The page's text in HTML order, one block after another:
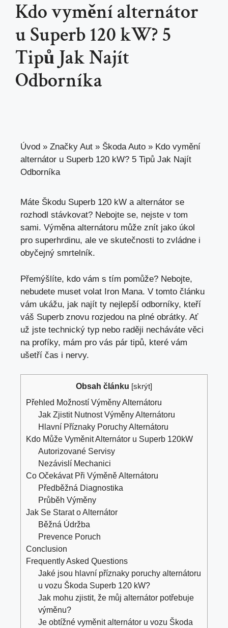
Kdo vymění alternátor
u Superb 120 kW? 5
Tipů Jak Najít
Odborníka
Úvod » Značky Aut » Škoda Auto » Kdo vymění
alternátor u Superb 120 kW? 5 Tipů Jak Najít
Odborníka
Máte Škodu Superb 120 kW a alternátor se
rozhodl stávkovat? Nebojte se, nejste v tom
sami. Výměna alternátoru může znít jako úkol
pro superhrdinu, ale ve skutečnosti to zvládne i
obyčejný smrtelník.
Přemýšlíte, kdo vám s tím pomůže? Nebojte,
nebudete muset volat Iron Mana. V tomto článku
vám ukážu, jak najít ty nejlepší odborníky, kteří
váš Superb znovu rozjedou na plné obrátky. Ať
už jste technický typ nebo raději necháváte věci
na profíky, mám pro vás pár tipů, které vám
ušetří čas i nervy.
Obsah článku [skrýt]
Přehled Možností Výměny Alternátoru
Jak Zjistit Nutnost Výměny Alternátoru
Hlavní Příznaky Poruchy Alternátoru
Kdo Může Vyměnit Alternátor u Superb 120kW
Autorizované Servisy
Nezávislí Mechanici
Co Očekávat Při Výměně Alternátoru
Předběžná Diagnostika
Průběh Výměny
Jak Se Starat o Alternátor
Běžná Údržba
Prevence Poruch
Conclusion
Frequently Asked Questions
Jaké jsou hlavní příznaky poruchy alternátoru
u vozu Škoda Superb 120 kW?
Jak mohu zjistit, že můj alternátor potřebuje
výměnu?
Je obtížné vyměnit alternátor u vozu Škoda